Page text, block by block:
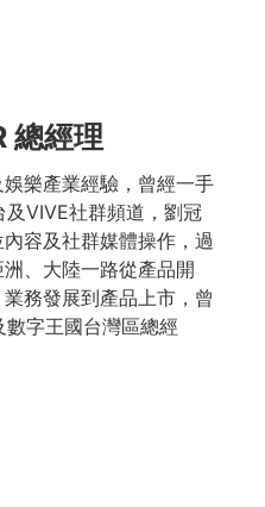
總經理
樂產業經驗，曾經一手
VIVE社群頻道，劉冠
容及社群媒體操作，過
、大陸一路從產品開
務發展到產品上市，曾
字王國台灣區總經